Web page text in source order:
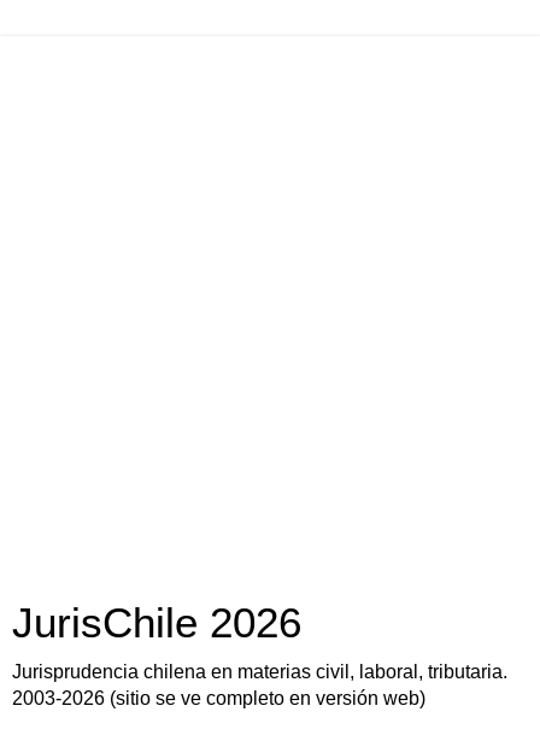
JurisChile 2026
Jurisprudencia chilena en materias civil, laboral, tributaria.
2003-2026 (sitio se ve completo en versión web)